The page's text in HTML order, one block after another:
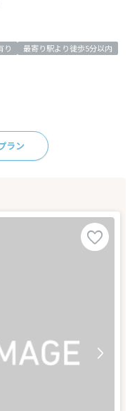
り
最寄り駅より徒歩5分以内
ラン